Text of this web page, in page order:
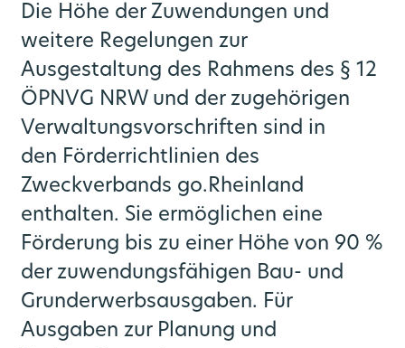
Die Höhe der Zuwendungen und
weitere Regelungen zur
Ausgestaltung des Rahmens des § 12
ÖPNVG NRW und der zugehörigen
Verwaltungsvorschriften sind in
den Förderrichtlinien des
Zweckverbands go.Rheinland
enthalten. Sie ermöglichen eine
Förderung bis zu einer Höhe von 90 %
der zuwendungsfähigen Bau- und
Grunderwerbsausgaben. Für
Ausgaben zur Planung und